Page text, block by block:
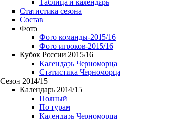
Таблица и календарь
Статистика сезона
Состав
Фото
Фото команды-2015/16
Фото игроков-2015/16
Кубок России 2015/16
Календарь Черноморца
Статистика Черноморца
Сезон 2014/15
Календарь 2014/15
Полный
По турам
Календарь Черноморца